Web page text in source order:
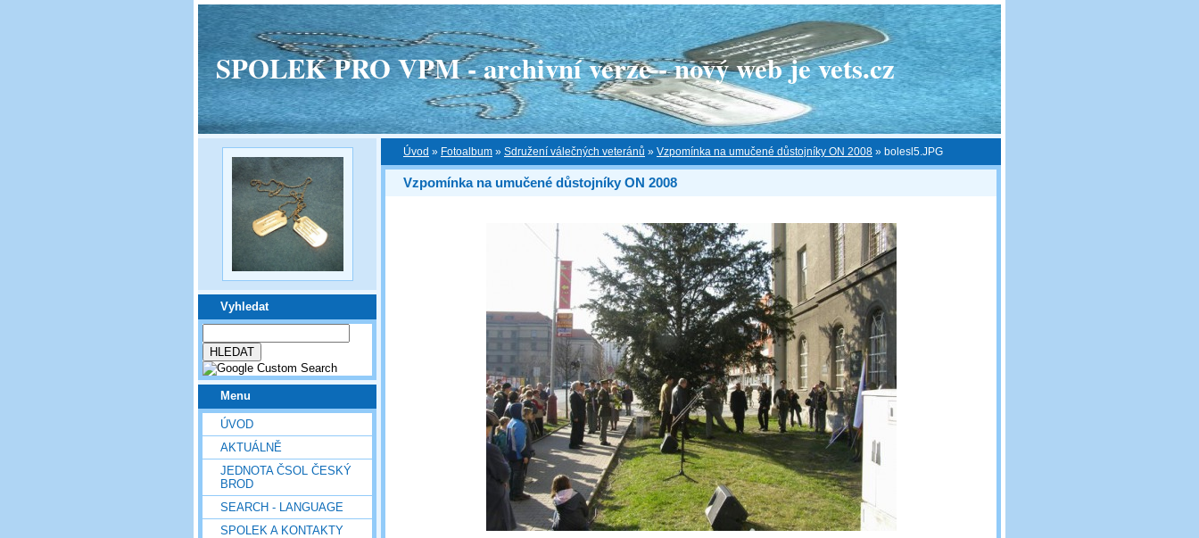
SPOLEK PRO VPM - archivní verze - nový web je vets.cz
Vyhledat
Menu
ÚVOD
AKTUÁLNĚ
JEDNOTA ČSOL ČESKÝ
BROD
SEARCH - LANGUAGE
SPOLEK A KONTAKTY
Úvod » Fotoalbum » Sdružení válečných veteránů » Vzpomínka na umučené důstojníky ON 2008 » bolesl5.JPG
Vzpomínka na umučené důstojníky ON 2008